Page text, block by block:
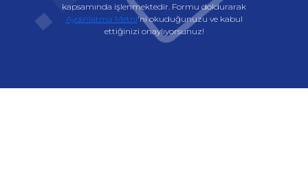
kapsamında işlenmektedir. Formu doldurarak
Aydınlatma Metni'ni okuduğunuzu ve kabul
ettiğinizi onaylıyorsunuz!